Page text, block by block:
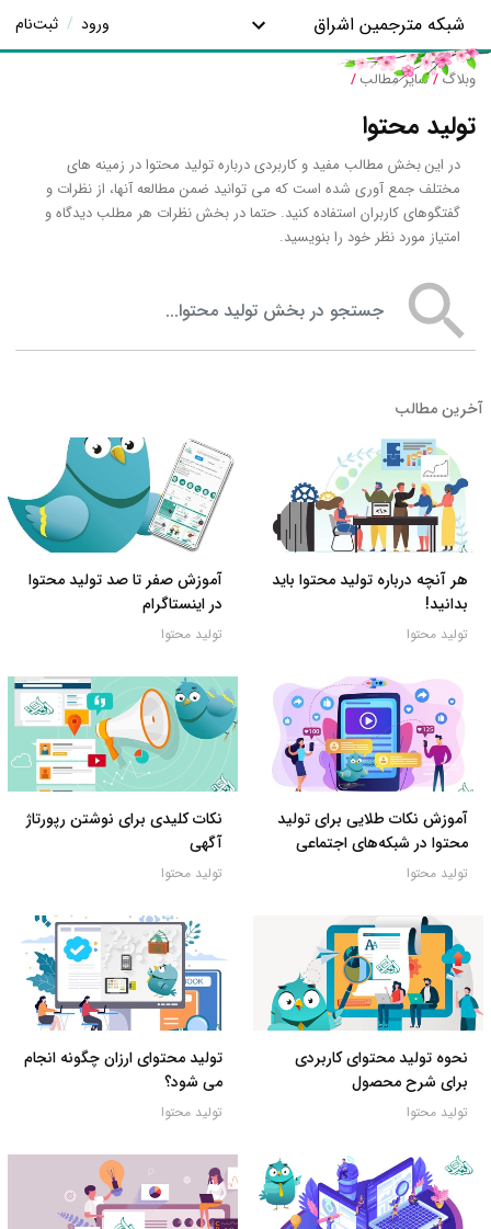
شبکه مترجمین اشراق ورود / ثبت‌نام
وبلاگ /سایر مطالب /
تولید محتوا
در این بخش مطالب مفید و کاربردی درباره تولید محتوا در زمینه های
مختلف جمع آوری شده است که می توانید ضمن مطالعه آنها، از نظرات و
گفتگوهای کاربران استفاده کنید. حتما در بخش نظرات هر مطلب دیدگاه و
امتیاز مورد نظر خود را بنویسید.
آخرین مطالب
هر آنچه درباره تولید محتوا باید
بدانید!
تولید محتوا
آموزش صفر تا صد تولید محتوا
در اینستاگرام
تولید محتوا
آموزش نکات طلایی برای تولید
محتوا در شبکه‌های اجتماعی
تولید محتوا
نکات کلیدی برای نوشتن رپورتاژ
آگهی
تولید محتوا
نحوه تولید محتوای کاربردی
برای شرح محصول
تولید محتوا
تولید محتوای ارزان چگونه انجام
می شود؟
تولید محتوا